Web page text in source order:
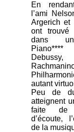
En
l’ami
Argerich et
ont trouvé
dans un
autant
Peu de
atteignent
faite de
d’écoute,
de la